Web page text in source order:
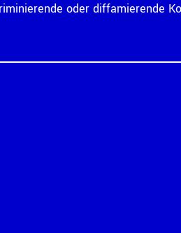
oder diffamierende